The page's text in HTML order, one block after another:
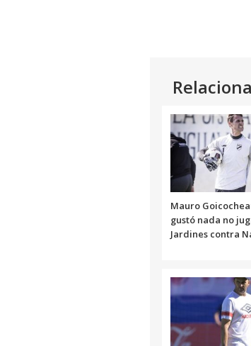
Mauro
gustó nada no
Jardines contra